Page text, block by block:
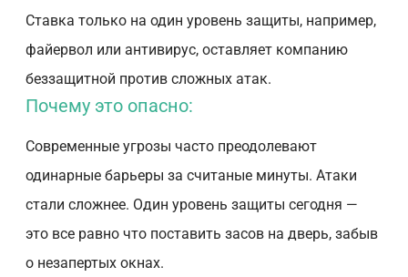
Ставка только на один уровень защиты, например,
файервол или антивирус, оставляет компанию
беззащитной против сложных атак.
Почему это опасно:
Современные угрозы часто преодолевают
одинарные барьеры за считаные минуты. Атаки
стали сложнее. Один уровень защиты сегодня —
это все равно что поставить засов на дверь, забыв
о незапертых окнах.